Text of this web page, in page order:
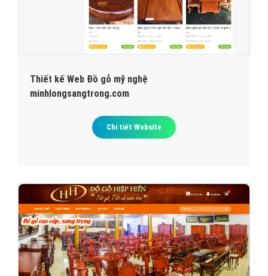
Thiết kế Web Đồ gỗ mỹ nghệ
minhlongsangtrong.com
Chi tiết Website